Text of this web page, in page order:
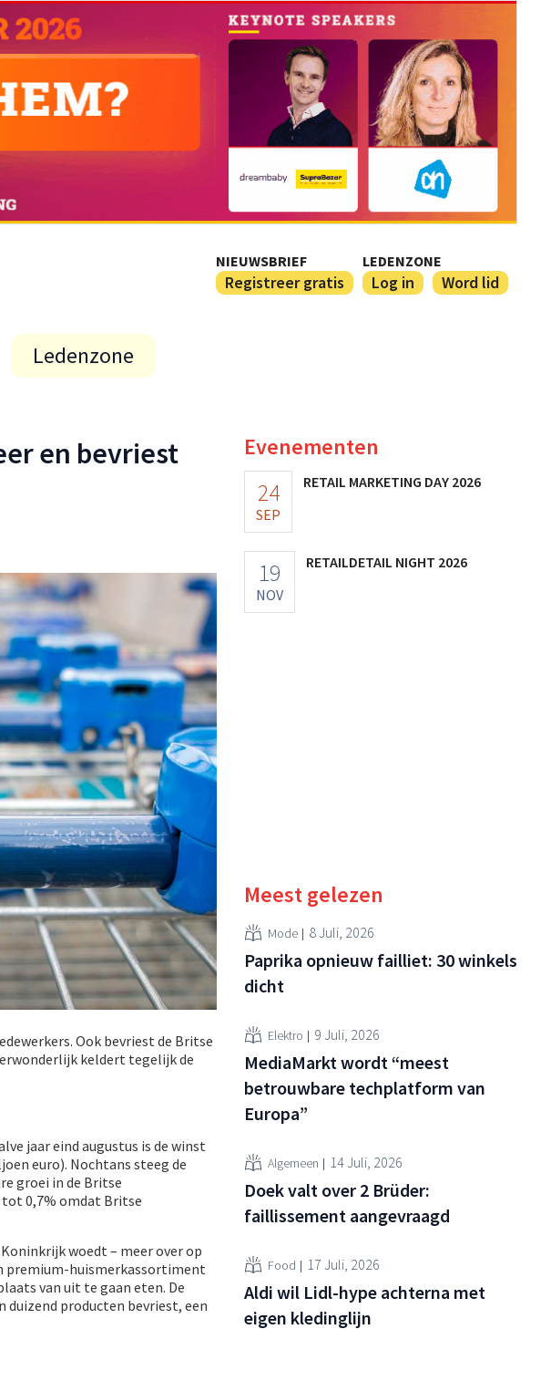
NIEUWSBRIEF
Registreer gratis
LEDENZONE
Log in Word lid
Ledenzone
en bevriest
Ook bevriest de Britse
keldert tegelijk de
jaar eind augustus is de winst
euro). Nochtans steeg de
groei in de Britse
0,7% omdat Britse
woedt – meer over op
premium-huismerkassortiment
van uit te gaan eten. De
duizend producten bevriest, een
Evenementen
24
SEP
RETAIL MARKETING DAY 2026
19
NOV
RETAILDETAIL NIGHT 2026
Meest gelezen
Mode 8 Juli, 2026
Paprika opnieuw failliet: 30 winkels
dicht
Elektro 9 Juli, 2026
MediaMarkt wordt “meest
betrouwbare techplatform van
Europa”
Algemeen 14 Juli, 2026
Doek valt over 2 Brüder:
faillissement aangevraagd
Food 17 Juli, 2026
Aldi wil Lidl-hype achterna met
eigen kledinglijn